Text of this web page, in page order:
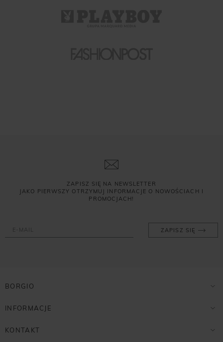
ZAPISZ SIĘ NA NEWSLETTER
JAKO PIERWSZY OTRZYMUJ INFORMACJE O NOWOŚCIACH I
PROMOCJACH!
ZAPISZ SIĘ
BORGIO
INFORMACJE
KONTAKT